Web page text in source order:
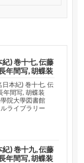
) 巻十七, 伝藤
年間写, 胡蝶装
本紀) 巻十七, 伝
年間写, 胡蝶装
院大學図書館
ライブラリー
) 巻十九, 伝藤
年間写, 胡蝶装